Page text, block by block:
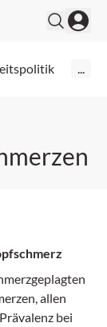
...
allen
bei